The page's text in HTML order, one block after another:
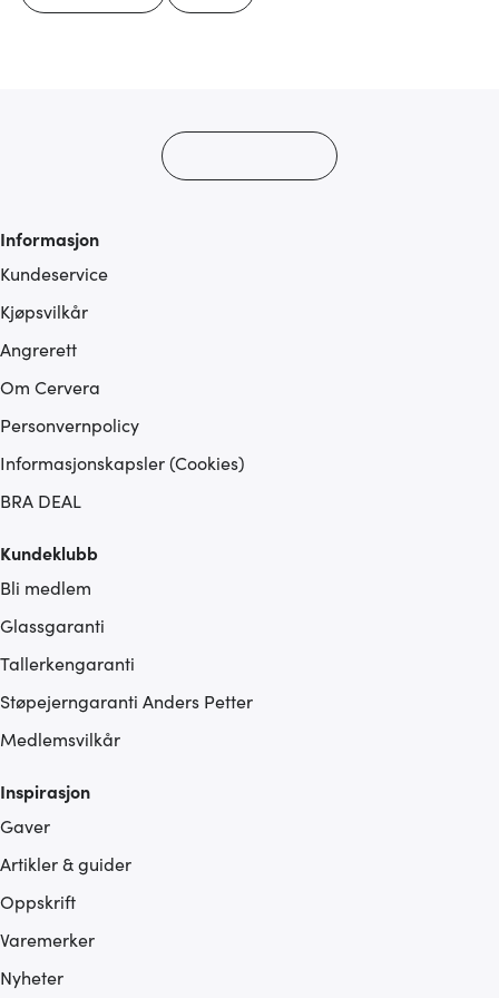
Informasjon
Kundeservice
Kjøpsvilkår
Angrerett
Om Cervera
Personvernpolicy
Informasjonskapsler (Cookies)
BRA DEAL
Kundeklubb
Bli medlem
Glassgaranti
Tallerkengaranti
Støpejerngaranti Anders Petter
Medlemsvilkår
Inspirasjon
Gaver
Artikler & guider
Oppskrift
Varemerker
Nyheter